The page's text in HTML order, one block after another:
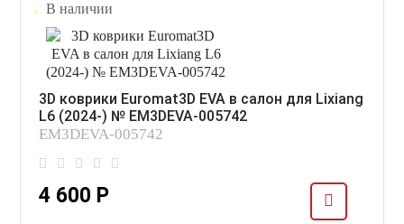
В наличии
3D коврики Euromat3D EVA в салон для Lixiang
L6 (2024-) № EM3DEVA-005742
EM3DEVA-005742
4 600 Р